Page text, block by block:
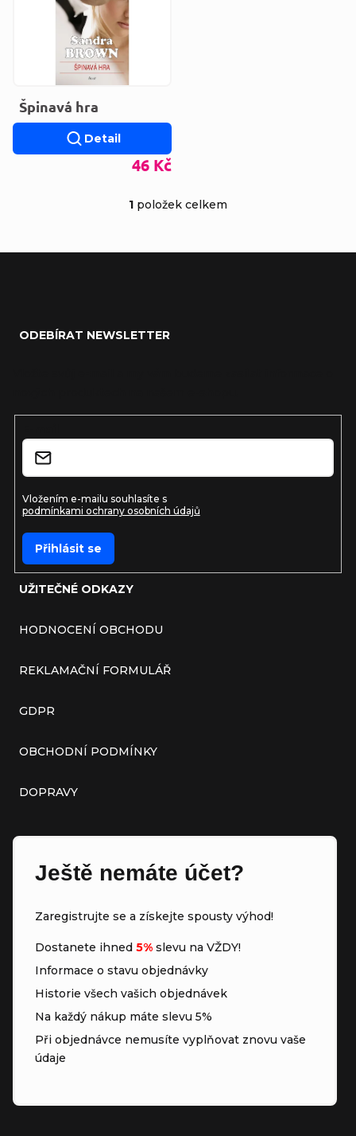
Špinavá hra
46 Kč
Detail
1 položek celkem
UŽITEČNÉ ODKAZY
HODNOCENÍ OBCHODU
REKLAMAČNÍ FORMULÁŘ
GDPR
OBCHODNÍ PODMÍNKY
DOPRAVY
Ještě nemáte účet?
Zaregistrujte se a získejte spousty výhod!
Dostanete ihned 5% slevu na VŽDY!
Informace o stavu objednávky
Historie všech vašich objednávek
Na každý nákup máte slevu 5%
Při objednávce nemusíte vyplňovat znovu vaše
údaje
ODEBÍRAT NEWSLETTER
Vložením e-mailu souhlasíte s
podmínkami ochrany osobních údajů
Přihlásit se